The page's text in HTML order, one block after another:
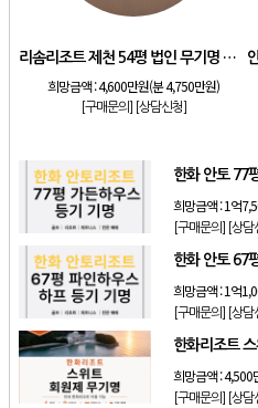
리솜리조트 제천 54평 법인 무기명 회원제
희망금액 :4,600만원(분 4,750만원)
[구매문의] [상담신청]
한화 안토 77
희망금액 :1억
[구매문의] [상담
한화 안토 67
희망금액 :1억
[구매문의] [상담
한화리조트
희망금액 :4,500
[구매문의] [상담